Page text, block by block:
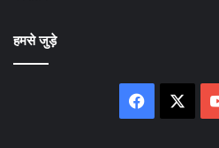
हमसे जुड़े
Facebook